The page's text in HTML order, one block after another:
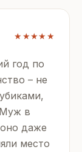
★★★★★
год по
– не
Муж в
даже
место